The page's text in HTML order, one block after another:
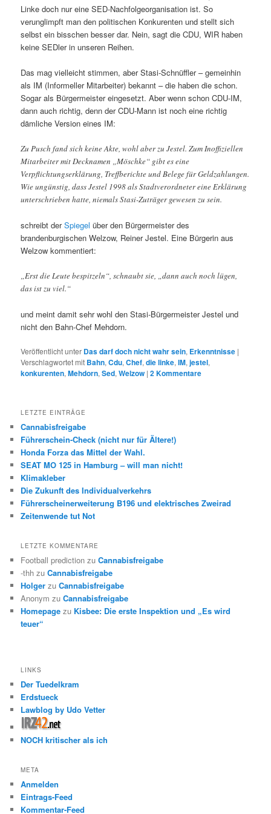
Linke doch nur eine SED-Nachfolgeorganisation ist. So
verunglimpft man den politischen Konkurenten und stellt sich
selbst ein bisschen besser dar. Nein, sagt die CDU, WIR haben
keine SEDler in unseren Reihen.
Das mag vielleicht stimmen, aber Stasi-Schnüffler – gemeinhin
als IM (Informeller Mitarbeiter) bekannt – die haben die schon.
Sogar als Bürgermeister eingesetzt. Aber wenn schon CDU-IM,
dann auch richtig, denn der CDU-Mann ist noch eine richtig
dämliche Version eines IM:
Zu Pusch fand sich keine Akte, wohl aber zu Jestel. Zum Inoffiziellen
Mitarbeiter mit Decknamen „Möschke“ gibt es eine
Verpflichtungserklärung, Treffberichte und Belege für Geldzahlungen.
Wie ungünstig, dass Jestel 1998 als Stadtverordneter eine Erklärung
unterschrieben hatte, niemals Stasi-Zuträger gewesen zu sein.
schreibt derSpiegel über den Bürgermeister des
brandenburgischen Welzow, Reiner Jestel. Eine Bürgerin aus
Welzow kommentiert:
„Erst die Leute bespitzeln“, schnaubt sie, „dann auch noch lügen,
das ist zu viel.“
und meint damit sehr wohl den Stasi-Bürgermeister Jestel und
nicht den Bahn-Chef Mehdorn.
Veröffentlicht unter Das darf doch nicht wahr sein, Erkenntnisse |
Verschlagwortet mit Bahn,Cdu,Chef,die linke,IM,jestel,
konkurenten,Mehdorn,Sed,Welzow |2Kommentare
LETZTE EINTRÄGE
Cannabisfreigabe
Führerschein-Check (nicht nur für Ältere!)
Honda Forza das Mittel der Wahl.
SEAT MO 125 in Hamburg – will man nicht!
Klimakleber
Die Zukunft des Individualverkehrs
Führerscheinerweiterung B196 und elektrisches Zweirad
Zeitenwende tut Not
LETZTE KOMMENTARE
Football prediction zuCannabisfreigabe
-thh zuCannabisfreigabe
Holger zuCannabisfreigabe
Anonym zuCannabisfreigabe
Homepage zu Kisbee: Die erste Inspektion und „Es wird
teuer“
LINKS
Der Tuedelkram
Erdstueck
Lawblog by Udo Vetter
NOCH kritischer als ich
META
Anmelden
Eintrags-Feed
Kommentar-Feed